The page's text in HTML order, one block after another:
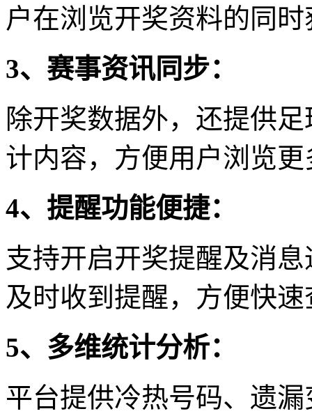
户在浏览开奖资料的同
3、赛事资讯同步：
除开奖数据外，还提供
计内容，方便用户浏览
4、提醒功能便捷：
支持开启开奖提醒及消
及时收到提醒，方便快
5、多维统计分析：
平台提供冷热号码、遗